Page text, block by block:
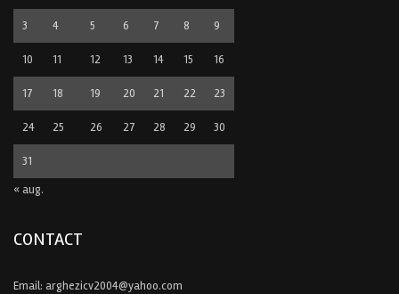
3 4 5 6 7 8 9
10 11 12 13 14 15 16
17 18 19 20 21 22 23
24 25 26 27 28 29 30
31
« aug.
CONTACT
Email: arghezicv2004@yahoo.com